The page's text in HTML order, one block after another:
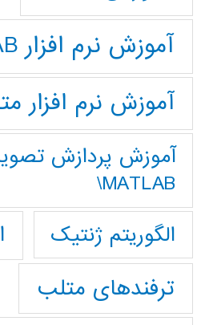
آموزش نرم افزار MATLAB
آموزش نرم افزار
آموزش پردازش
MATLAB\
الگوریتم ژنتیک
ترفندهای متلب